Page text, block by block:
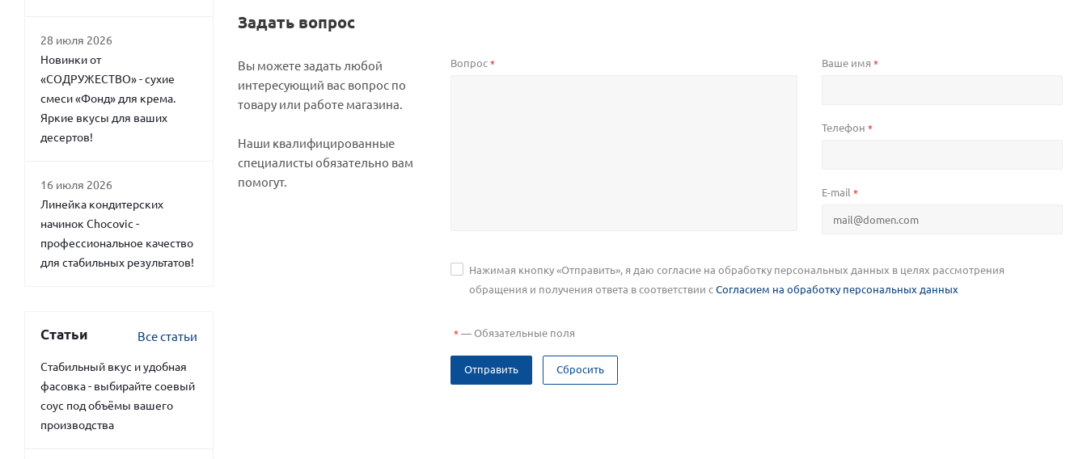
Задать вопрос
Вы можете задать любой
интересующий вас вопрос по
товару или работе магазина.
Наши квалифицированные
специалисты обязательно вам
помогут.
Вопрос* Ваше имя *
Телефон *
E-mail *
Нажимая кнопку «Отправить», я даю согласие на обработку персональных данных в целях рассмотрения
обращения и получения ответа в соответствии сСогласием на обработку персональных данных
*—Обязательные поля
Отправить Сбросить
28 июля 2026
Новинки от
«СОДРУЖЕСТВО» - сухие
смеси «Фонд» для крема.
Яркие вкусы для ваших
десертов!
16 июля 2026
Линейка кондитерских
начинок Chocovic -
профессиональное качество
для стабильных результатов!
Статьи Все статьи
Стабильный вкус и удобная
фасовка - выбирайте соевый
соус под объёмы вашего
производства